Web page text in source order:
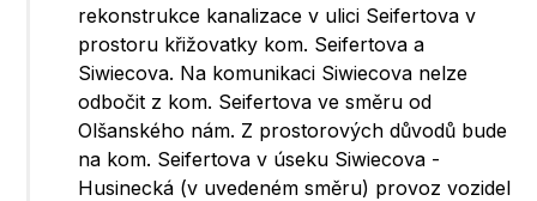
rekonstrukce kanalizace v ulici Seifertova v
prostoru křižovatky kom. Seifertova a
Siwiecova. Na komunikaci Siwiecova nelze
odbočit z kom. Seifertova ve směru od
Olšanského nám. Z prostorových důvodů bude
na kom. Seifertova v úseku Siwiecova -
Husinecká (v uvedeném směru) provoz vozidel